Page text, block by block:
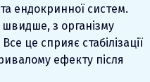
ендокринної систем.
з організму
це сприяє стабілізації
ефекту після